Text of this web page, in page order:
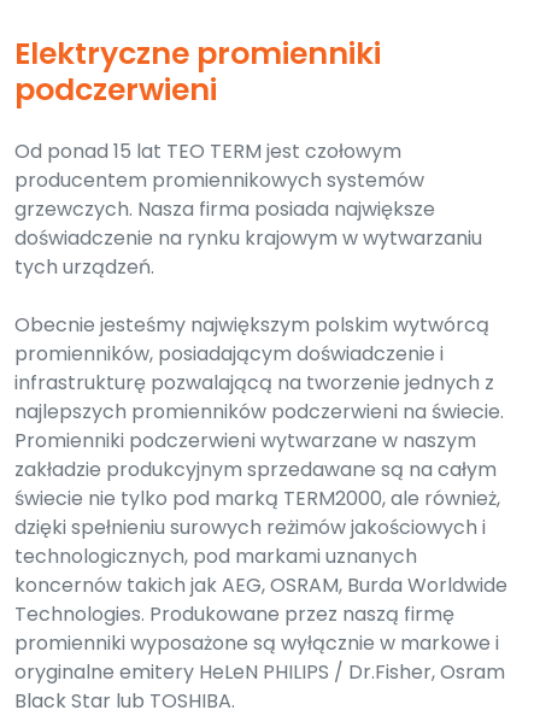
Elektryczne promienniki
podczerwieni
Od ponad 15 lat TEO TERM jest czołowym
producentem promiennikowych systemów
grzewczych. Nasza firma posiada największe
doświadczenie na rynku krajowym w wytwarzaniu
tych urządzeń.
Obecnie jesteśmy największym polskim wytwórcą
promienników, posiadającym doświadczenie i
infrastrukturę pozwalającą na tworzenie jednych z
najlepszych promienników podczerwieni na świecie.
Promienniki podczerwieni wytwarzane w naszym
zakładzie produkcyjnym sprzedawane są na całym
świecie nie tylko pod marką TERM2000, ale również,
dzięki spełnieniu surowych reżimów jakościowych i
technologicznych, pod markami uznanych
koncernów takich jak AEG, OSRAM, Burda Worldwide
Technologies. Produkowane przez naszą firmę
promienniki wyposażone są wyłącznie w markowe i
oryginalne emitery HeLeN PHILIPS / Dr.Fisher, Osram
Black Star lub TOSHIBA.